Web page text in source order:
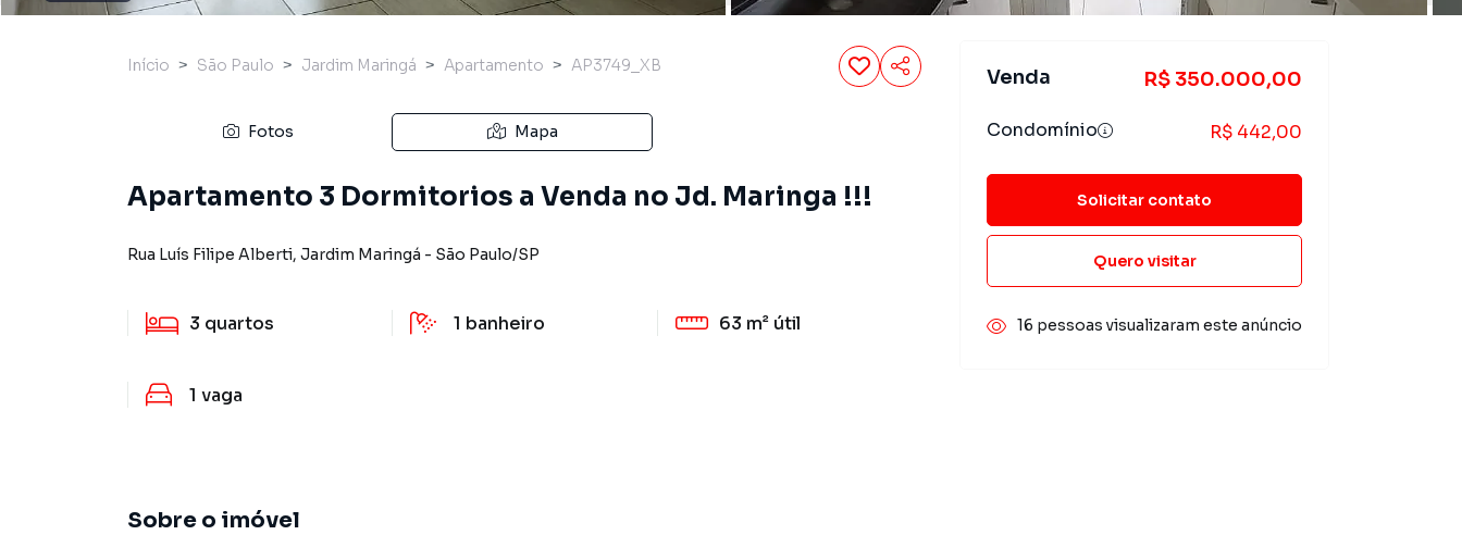
Início São Paulo Jardim Maringá Apartamento AP3749_XB
Fotos Mapa
Apartamento 3 Dormitorios a Venda no Jd. Maringa !!!
Rua Luís Filipe Alberti, Jardim Maringá - São Paulo/SP
3 quartos 1 banheiro 63 m² útil
1 vaga
Sobre o imóvel
Venda R$ 350.000,00
Condomínio R$ 442,00
Solicitar contato
Quero visitar
16 pessoas visualizaram este anúncio